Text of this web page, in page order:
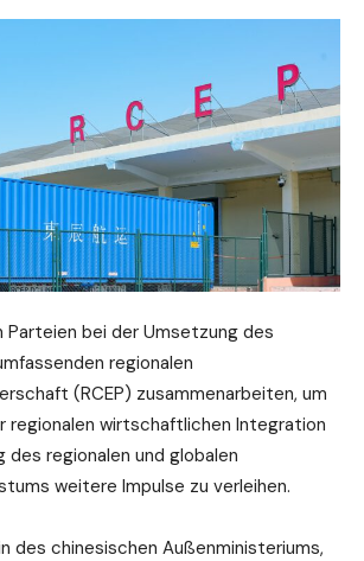
Parteien bei der Umsetzung des
regionalen
(RCEP) zusammenarbeiten, um
regionalen wirtschaftlichen Integration
des regionalen und globalen
weitere Impulse zu verleihen.
des chinesischen Außenministeriums,